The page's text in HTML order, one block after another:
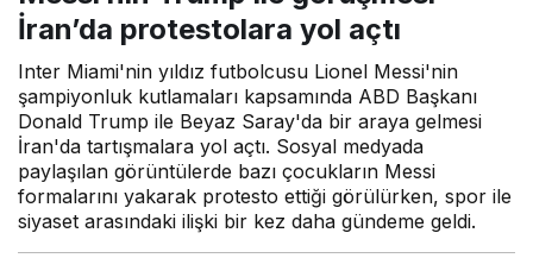
İran’da protestolara yol açtı
Inter Miami'nin yıldız futbolcusu Lionel Messi'nin
şampiyonluk kutlamaları kapsamında ABD Başkanı
Donald Trump ile Beyaz Saray'da bir araya gelmesi
İran'da tartışmalara yol açtı. Sosyal medyada
paylaşılan görüntülerde bazı çocukların Messi
formalarını yakarak protesto ettiği görülürken, spor ile
siyaset arasındaki ilişki bir kez daha gündeme geldi.